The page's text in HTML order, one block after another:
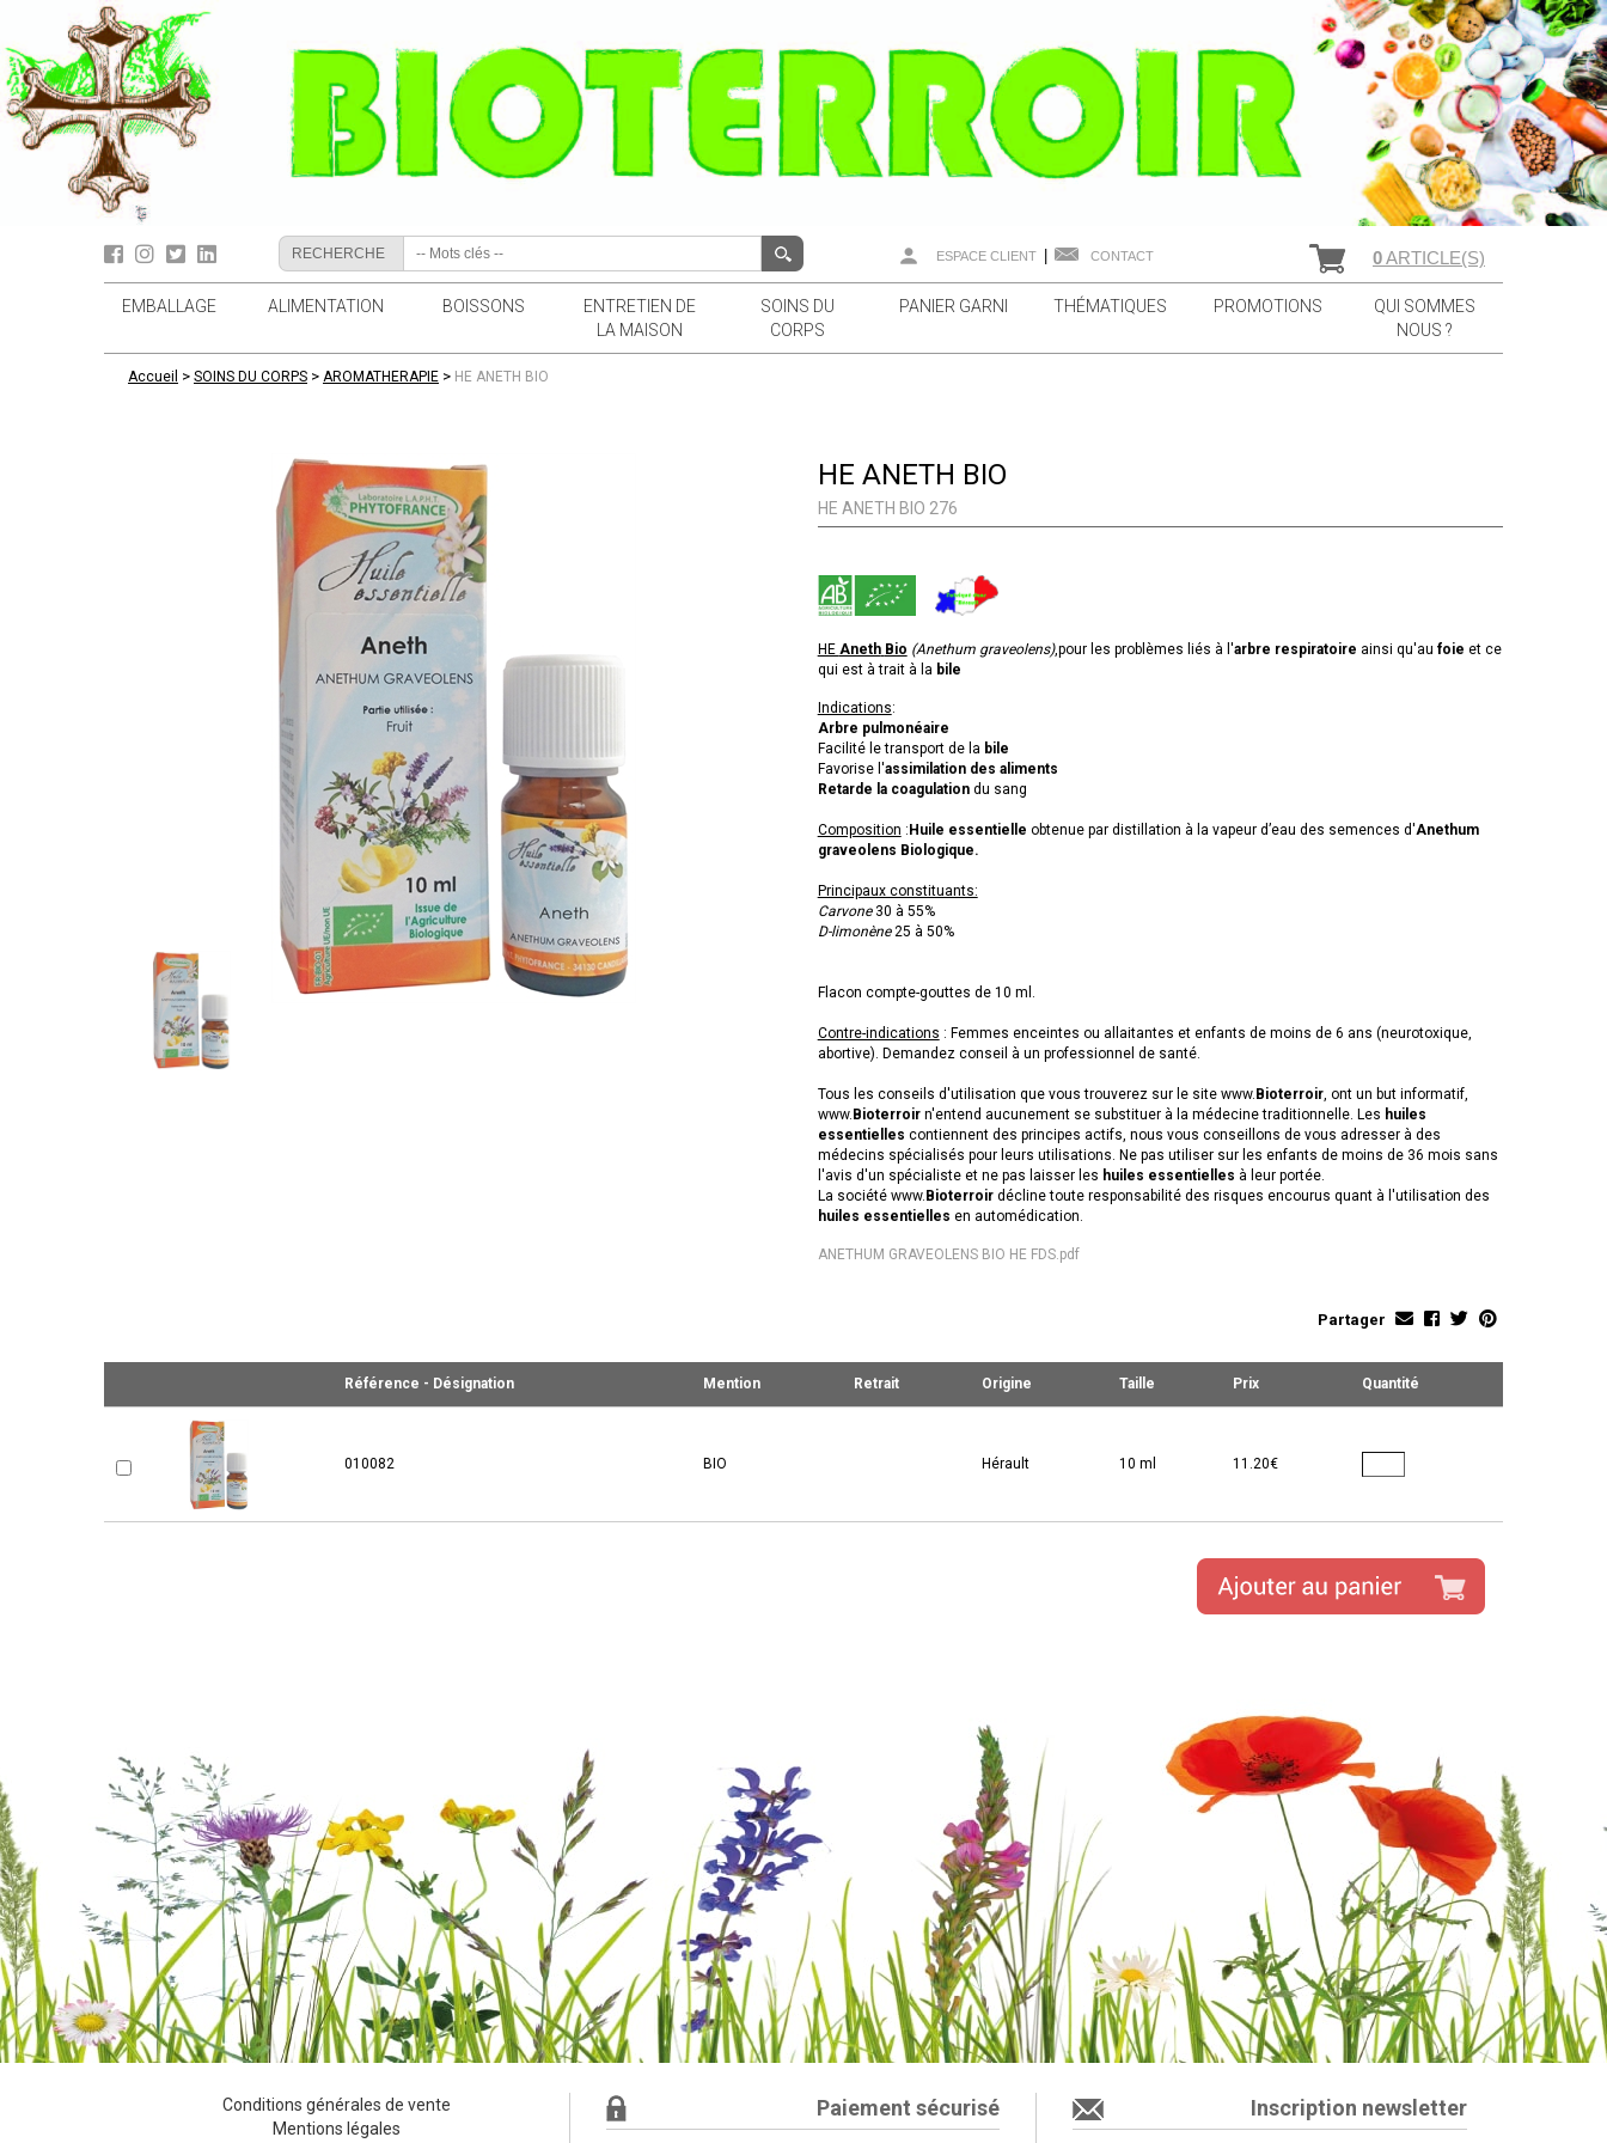
RECHERCHE CONTACT
ESPACE CLIENT 0ARTICLE(S)
EMBALLAGE ALIMENTATION BOISSONS
ENTRETIEN DE
LA MAISON
SOINS DU
CORPS
PANIER GARNI THÉMATIQUES PROMOTIONS
QUI SOMMES
NOUS ?
Accueil > SOINS DU CORPS > AROMATHERAPIE > HE ANETH BIO
HE ANETH BIO
HE ANETH BIO 276
HE Aneth Bio (Anethum graveolens),pour les problèmes liés à l'arbre respiratoire ainsi qu'au foie et ce
qui est à trait à la bile
Indications:
Arbre pulmonéaire
Facilité le transport de la bile
Favorise l'assimilation des aliments
Retarde la coagulationdu sang
Composition : Huile essentielle obtenue par distillation à la vapeur d’eau des semences d'Anethum
graveolens Biologique.
Principaux constituants:
Carvone30 à 55%
D-limonène25 à 50%
Flacon compte-gouttes de 10 ml.
Contre-indications : Femmes enceintes ou allaitantes et enfants de moins de 6 ans (neurotoxique,
abortive). Demandez conseil à un professionnel de santé.
Tous les conseils d'utilisation que vous trouverez sur le site www. Bioterroir, ont un but informatif,
www. Bioterroirn'entend aucunement se substituer à la médecine traditionnelle. Les huiles
essentielles contiennent des principes actifs, nous vous conseillons de vous adresser à des
médecins spécialisés pour leurs utilisations. Ne pas utiliser sur les enfants de moins de 36 mois sans
l'avis d'un spécialiste et ne pas laisser les huiles essentielles à leur portée.
La société www. Bioterroirdécline toute responsabilité des risques encourus quant à l'utilisation des
huiles essentielles en automédication.
ANETHUM GRAVEOLENS BIO HE FDS.pdf
Partager
Référence - Désignation Mention Retrait Origine Taille Prix Quantité
010082 BIO Hérault 10 ml 11.20€
Conditions générales de vente
Mentions légales
Paiement sécurisé Inscription newsletter